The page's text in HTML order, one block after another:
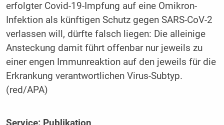
erfolgter Covid-19-Impfung auf eine Omikron-
Infektion als künftigen Schutz gegen SARS-CoV-2
verlassen will, dürfte falsch liegen: Die alleinige
Ansteckung damit führt offenbar nur jeweils zu
einer engen Immunreaktion auf den jeweils für die
Erkrankung verantwortlichen Virus-Subtyp.
(red/APA)